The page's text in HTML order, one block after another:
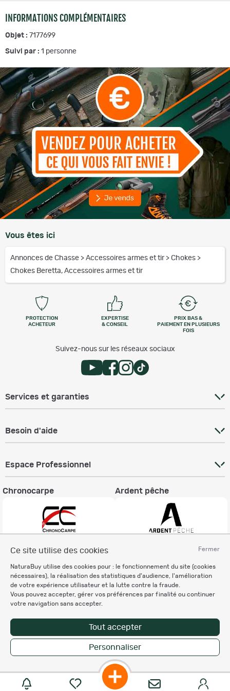
Fermer
Ce site utilise des cookies
NaturaBuy utilise des cookies pour : le fonctionnement du site (cookies
nécessaires), la réalisation des statistiques d'audience, l'amélioration
de votre expérience utilisateur et la lutte contre la fraude.
Vous pouvez accepter, gérer vos préférences par finalité ou continuer
votre navigation sans accepter.
Tout accepter
Personnaliser
INFORMATIONS COMPLÉMENTAIRES
Objet : 7177699
Suivi par : 1 personne
Vous êtes ici
Annonces de Chasse > Accessoires armes et tir > Chokes >
Chokes Beretta, Accessoires armes et tir
PROTECTION
ACHETEUR
EXPERTISE
& CONSEIL
PRIX BAS &
PAIEMENT EN PLUSIEURS
FOIS
Suivez-nous sur les réseaux sociaux
Services et garanties
Besoin d'aide
Espace Professionnel
Chronocarpe Ardent pêche
Charte éthique
Mentions légales
Règlement & Conditions d'utilisation
Politique de protection
des données personnelles
Personnalisation des cookies
Copyright © 2007-2026 NaturaBuy. Tous droits réservés. N°CNIL: 1239459.
Les marques commerciales mentionnées appartiennent à leurs propriétaires
respectifs in 0.054 s
Suggestions de recherche
Site NaturaBuy classique